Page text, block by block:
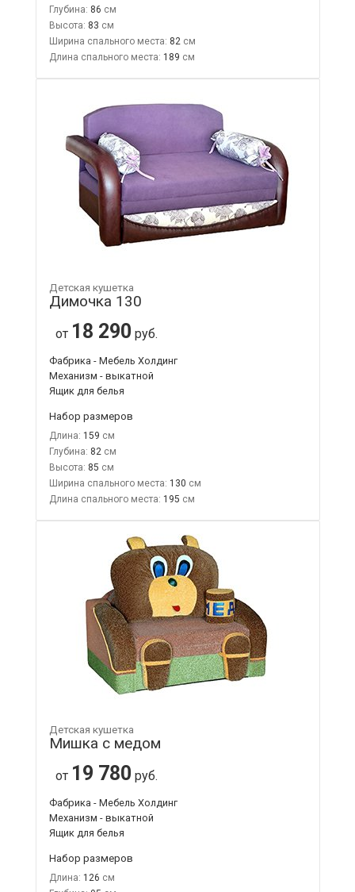
Глубина: 86
Высота: 83
Ширина спального места: 82
Длина спального места: 189
Детская кушетка
Димочка 130
от 18 290 руб.
Фабрика - Мебель Холдинг
Механизм - выкатной
Ящик для белья
Набор размеров
Длина: 159
Глубина: 82
Высота: 85
Ширина спального места: 130
Длина спального места: 195
Детская кушетка
Мишка с медом
от 19 780 руб.
Фабрика - Мебель Холдинг
Механизм - выкатной
Ящик для белья
Набор размеров
Длина: 126